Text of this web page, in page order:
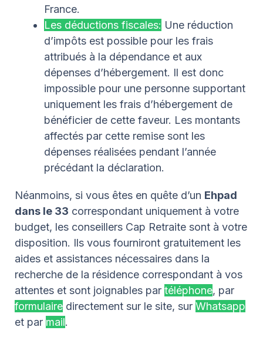
France.
Les déductions fiscales: Une réduction
d’impôts est possible pour les frais
attribués à la dépendance et aux
dépenses d’hébergement. Il est donc
impossible pour une personne supportant
uniquement les frais d’hébergement de
bénéficier de cette faveur. Les montants
affectés par cette remise sont les
dépenses réalisées pendant l’année
précédant la déclaration.
Néanmoins, si vous êtes en quête d’un Ehpad
dans le 33 correspondant uniquement à votre
budget, les conseillers Cap Retraite sont à votre
disposition. Ils vous fourniront gratuitement les
aides et assistances nécessaires dans la
recherche de la résidence correspondant à vos
attentes et sont joignables par téléphone, par
formulaire directement sur le site, sur Whatsapp
et par mail.